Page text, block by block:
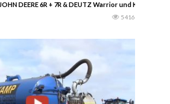
DEERE 6R + 7R & DEUTZ Warrior und Kalken ►
5416